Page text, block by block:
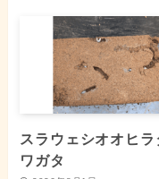
スラウェシオオヒラ
ワガタ